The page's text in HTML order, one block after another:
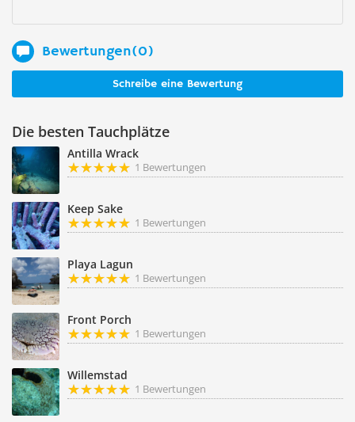
Bewertungen(0)
Schreibe eine Bewertung
Die besten Tauchplätze
Antilla Wrack
1 Bewertungen
Keep Sake
1 Bewertungen
Playa Lagun
1 Bewertungen
Front Porch
1 Bewertungen
Willemstad
1 Bewertungen